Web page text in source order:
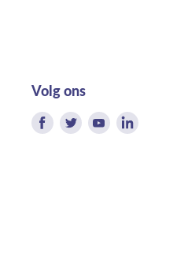
Volg ons
Vind Vind Vind Vind